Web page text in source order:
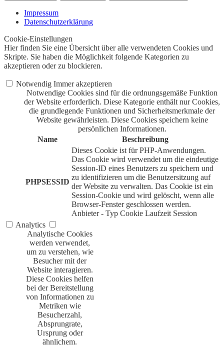
Impressum
Datenschutzerklärung
Cookie-Einstellungen
Hier finden Sie eine Übersicht über alle verwendeten Cookies und
Skripte. Sie haben die Möglichkeit folgende Kategorien zu
akzeptieren oder zu blockieren.
Notwendig Immer akzeptieren
Notwendige Cookies sind für die ordnungsgemäße Funktion
der Website erforderlich. Diese Kategorie enthält nur Cookies,
die grundlegende Funktionen und Sicherheitsmerkmale der
Website gewährleisten. Diese Cookies speichern keine
persönlichen Informationen.
Name
Beschreibung
PHPSESSID
Dieses Cookie ist für PHP-Anwendungen.
Das Cookie wird verwendet um die eindeutige
Session-ID eines Benutzers zu speichern und
zu identifizieren um die Benutzersitzung auf
der Website zu verwalten. Das Cookie ist ein
Session-Cookie und wird gelöscht, wenn alle
Browser-Fenster geschlossen werden.
Anbieter - Typ Cookie Laufzeit Session
Analytics
Analytische Cookies
werden verwendet,
um zu verstehen, wie
Besucher mit der
Website interagieren.
Diese Cookies helfen
bei der Bereitstellung
von Informationen zu
Metriken wie
Besucherzahl,
Absprungrate,
Ursprung oder
ähnlichem.